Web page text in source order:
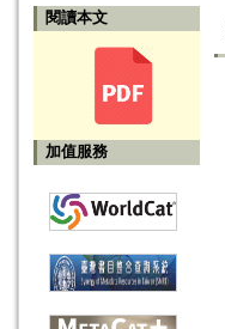
閱讀本文
加值服務